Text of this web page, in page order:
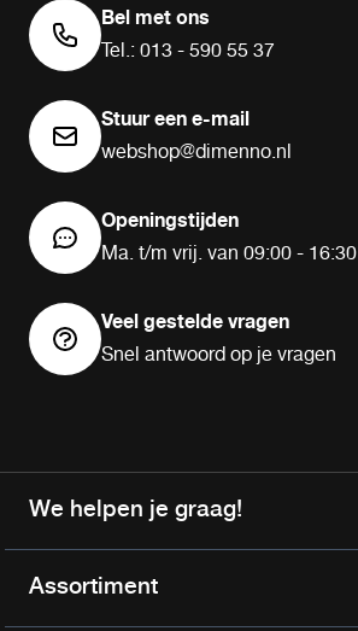
Bel met ons
Tel.: 013 - 590 55 37
Stuur een e-mail
webshop@dimenno.nl
Openingstijden
Ma. t/m vrij. van 09:00 - 16:30
Veel gestelde vragen
Snel antwoord op je vragen
We helpen je graag!
Assortiment